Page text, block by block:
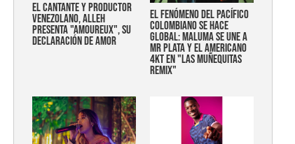
EL CANTANTE Y PRODUCTOR
VENEZOLANO, ALLEH
PRESENTA "AMOUREUX", SU
DECLARACIÓN DE AMOR
EL FENÓMENO DEL PACÍFICO
COLOMBIANO SE HACE
GLOBAL: MALUMA SE UNE A
MR PLATA Y EL AMERICANO
4KT EN "LAS MUÑEQUITAS
REMIX"